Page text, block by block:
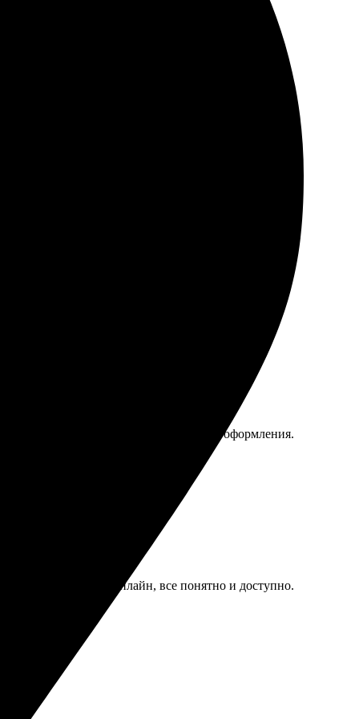
заказа, доставка тоже порадовала. Качество на
Результат выше ожиданий!
Удобный интерфейс, много идей для оформления.
делать макеты онлайн, все понятно и доступно.